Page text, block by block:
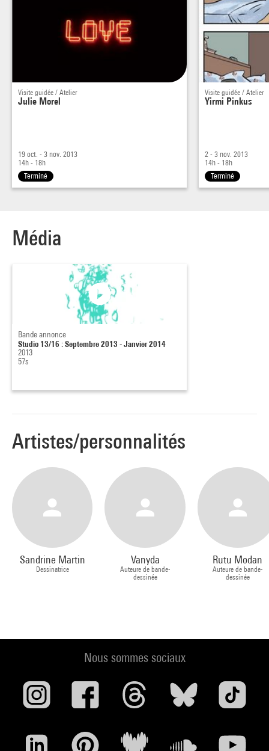
l’inspiration, des ouvrages sur le thème de l’amour sont
proposés au Salon graphique. Voir www.bpi.fr
Visite guidée / Atelier
Julie Morel
19 oct. - 3 nov. 2013
14h - 18h
Terminé
Visite guidée / Atelier
Yirmi Pinkus
2 - 3 nov. 2013
14h - 18h
Terminé
Média
Bande annonce
Studio 13/16 : Septembre 2013 - Janvier 2014
2013
57s
Artistes/personnalités
Sandrine Martin
Dessinatrice
Vanyda
Auteure de bande-
dessinée
Rutu Modan
Auteure de bande-
dessinée
Nous sommes sociaux